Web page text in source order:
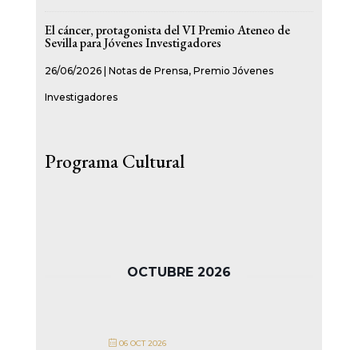
El cáncer, protagonista del VI Premio Ateneo de
Sevilla para Jóvenes Investigadores
26/06/2026| Notas de Prensa, Premio Jóvenes
Investigadores
Programa Cultural
OCTUBRE 2026
06 OCT 2026